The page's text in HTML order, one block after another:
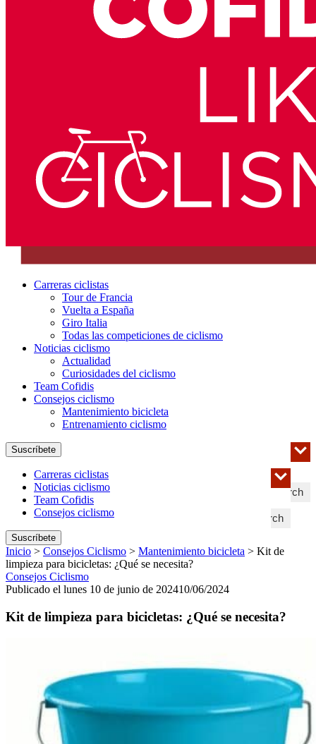
Carreras ciclistas
Tour de Francia
Vuelta a España
Giro Italia
Todas las competiciones de ciclismo
Noticias ciclismo
Actualidad
Curiosidades del ciclismo
Team Cofidis
Consejos ciclismo
Mantenimiento bicicleta
Entrenamiento ciclismo
Search
Suscríbete
Search
Carreras ciclistas
Noticias ciclismo
Team Cofidis
Consejos ciclismo
Suscríbete
Inicio > Consejos Ciclismo > Mantenimiento bicicleta > Kit de
limpieza para bicicletas: ¿Qué se necesita?
Consejos Ciclismo
Publicado el lunes 10 de junio de 202410/06/2024
Kit de limpieza para bicicletas: ¿Qué se necesita?